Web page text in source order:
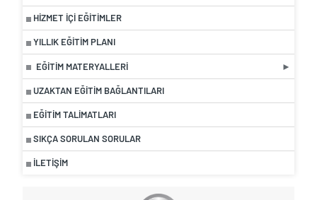
HIZMET İÇI EĞITIMLER
YILLIK EĞITIM PLANI
EĞITIM MATERYALLERI
UZAKTAN EĞITIM BAĞLANTILARI
EĞİTİM TALİMATLARI
SIKÇA SORULAN SORULAR
İLETIŞIM